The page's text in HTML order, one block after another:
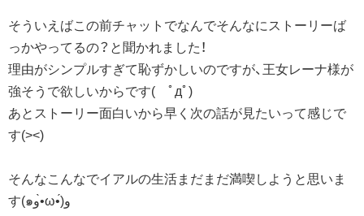
そういえばこの前チャットでなんでそんなにストーリーば
っかやってるの？と聞かれました！
理由がシンプルすぎて恥ずかしいのですが、王女レーナ様が
強そうで欲しいからです( ﾟдﾟ)
あとストーリー面白いから早く次の話が見たいって感じで
す(><)
そんなこんなでイアルの生活まだまだ満喫しようと思いま
す(๑و•̀ω•́)و